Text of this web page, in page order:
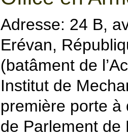
Аdresse: 24 B,
Erévan,
(batâment de
Institut de
première porte à
de Parlement de